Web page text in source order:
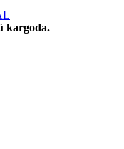
kargoda.